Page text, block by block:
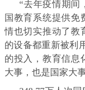
“去年疫情期间
国教育系统提供免
情也切实推动了教
的设备都重新被利
的投入，教育信息
大事，也是国家大事